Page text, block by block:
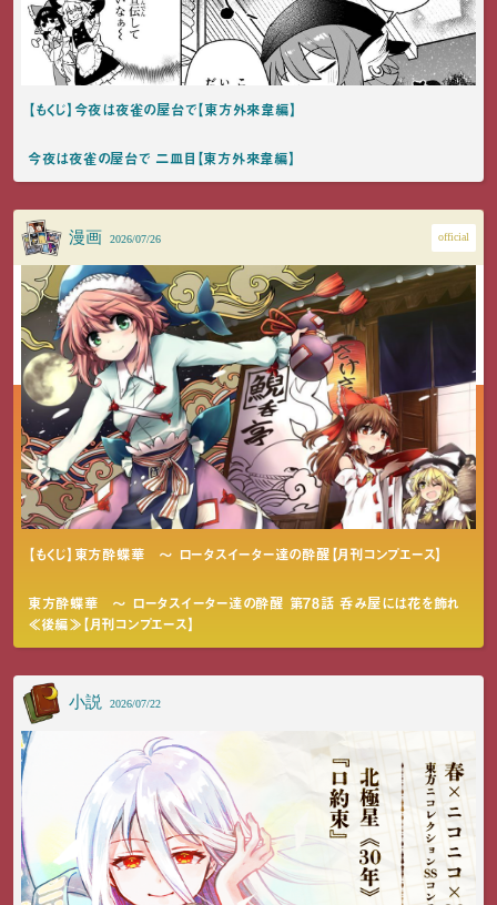
【もくじ】今夜は夜雀の屋台で【東方外來韋編】
今夜は夜雀の屋台で 二皿目【東方外來韋編】
漫画 2026/07/26 official
【もくじ】東方酔蝶華 〜 ロータスイーター達の酔醒【月刊コンプエース】
東方酔蝶華 〜 ロータスイーター達の酔醒 第78話 呑み屋には花を飾れ
≪後編≫【月刊コンプエース】
小説 2026/07/22